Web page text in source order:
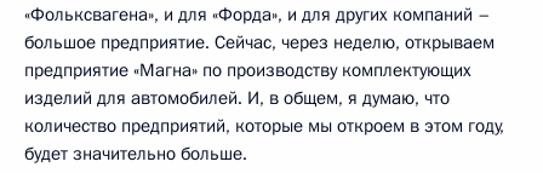
«Фольксвагена», и для «Форда», и для других компаний –
большое предприятие. Сейчас, через неделю, открываем
предприятие «Магна» по производству комплектующих
изделий для автомобилей. И, в общем, я думаю, что
количество предприятий, которые мы откроем в этом году,
будет значительно больше.